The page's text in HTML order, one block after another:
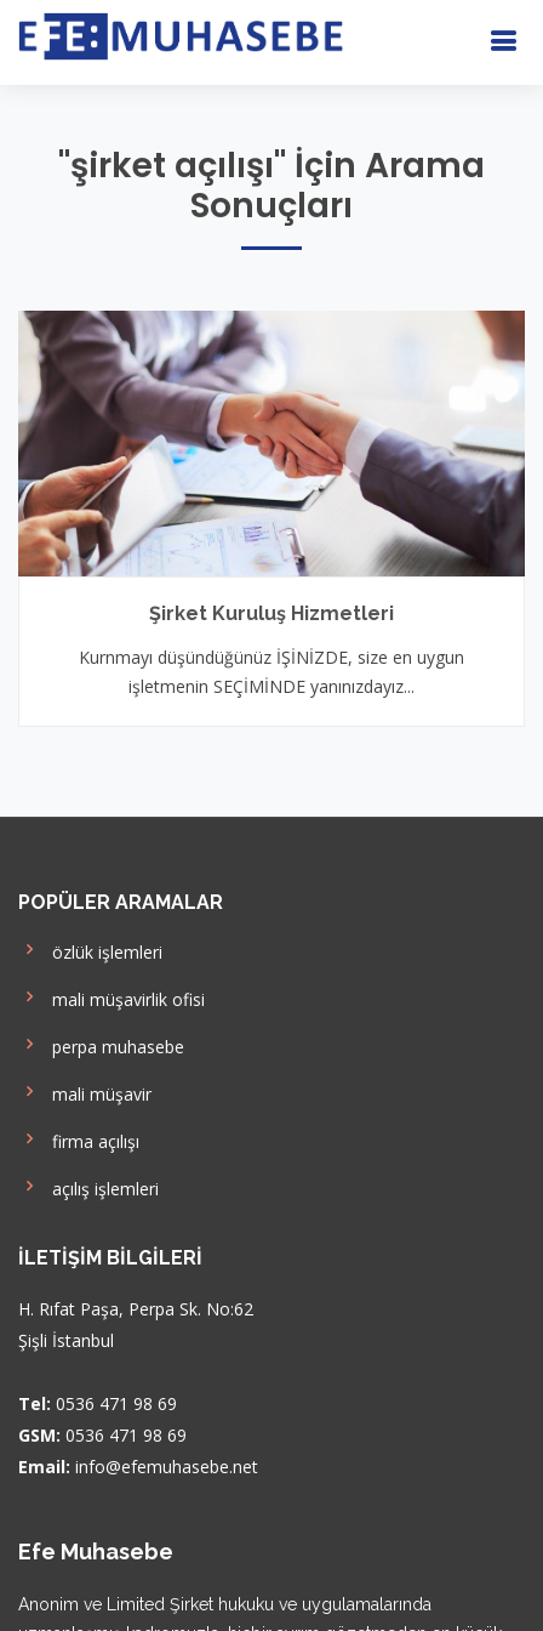
"şirket açılışı" İçin Arama
Sonuçları
Şirket Kuruluş Hizmetleri
Kurnmayı düşündüğünüz İŞİNİZDE, size en uygun
işletmenin SEÇİMİNDE yanınızdayız...
POPÜLER ARAMALAR
özlük işlemleri
mali müşavirlik ofisi
perpa muhasebe
mali müşavir
firma açılışı
açılış işlemleri
İLETIŞIM BILGILERI
H. Rıfat Paşa, Perpa Sk. No:62
Şişli İstanbul
Tel: 0536 471 98 69
GSM: 0536 471 98 69
Email: info@efemuhasebe.net
Efe Muhasebe
Anonim ve Limited Şirket hukuku ve uygulamalarında